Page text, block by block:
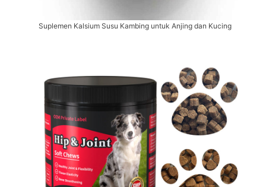
Suplemen Kalsium Susu Kambing untuk Anjing dan Kucing